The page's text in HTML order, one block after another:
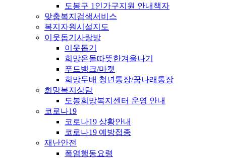
도봉구 1인가구지원 안내책자
맞춤복지검색서비스
복지자원시설지도
이웃돕기사랑방
이웃돕기
희망온돌따뜻한겨울나기
푸드뱅크/마켓
희망두배 청년통장/꿈나래통장
희망복지상담
도봉희망복지센터 운영 안내
코로나19
코로나19 상황안내
코로나19 예방접종
재난안전
폭염행동요령